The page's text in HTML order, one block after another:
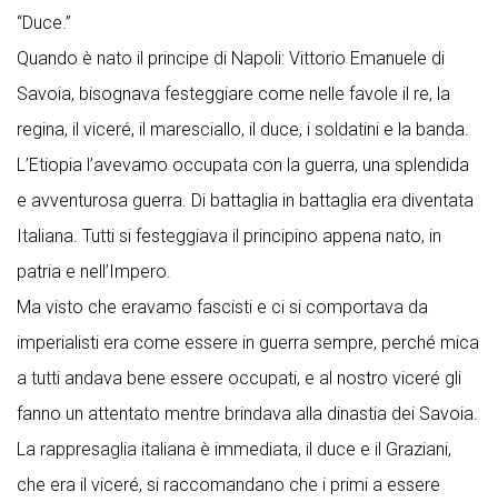
“Duce.”
Quando è nato il principe di Napoli: Vittorio Emanuele di
Savoia, bisognava festeggiare come nelle favole il re, la
regina, il viceré, il maresciallo, il duce, i soldatini e la banda.
L’Etiopia l’avevamo occupata con la guerra, una splendida
e avventurosa guerra. Di battaglia in battaglia era diventata
Italiana. Tutti si festeggiava il principino appena nato, in
patria e nell’Impero.
Ma visto che eravamo fascisti e ci si comportava da
imperialisti era come essere in guerra sempre, perché mica
a tutti andava bene essere occupati, e al nostro viceré gli
fanno un attentato mentre brindava alla dinastia dei Savoia.
La rappresaglia italiana è immediata, il duce e il Graziani,
che era il viceré, si raccomandano che i primi a essere